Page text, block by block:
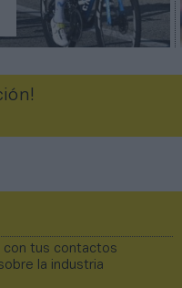
con tus contactos
la industria